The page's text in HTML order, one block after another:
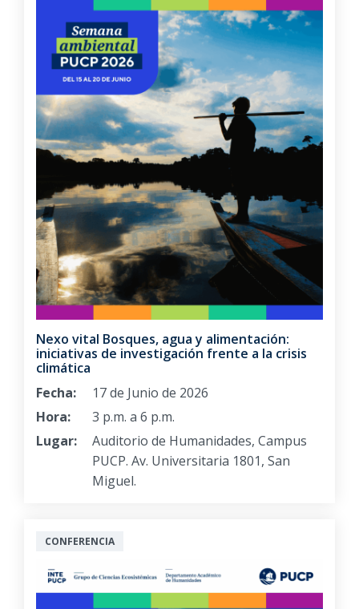
Nexo vital Bosques, agua y alimentación:
iniciativas de investigación frente a la crisis
climática
Fecha:
17 de Junio de 2026
Hora:
3 p.m. a 6 p.m.
Lugar:
Auditorio de Humanidades, Campus
PUCP. Av. Universitaria 1801, San
Miguel.
CONFERENCIA